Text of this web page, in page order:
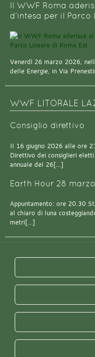
Il WWF Roma
d’intesa per il Parco
Venerdì 26 marzo 2026,
delle Energie, in Via
WWF LITORALE
Consiglio direttivo
Il 16 giugno 2026 alle ore
Direttivo dei consiglieri eletti
annuale del 26[…]
Earth Hour 28
Appuntamento: ore 20.30
al chiaro di luna
metri[…]